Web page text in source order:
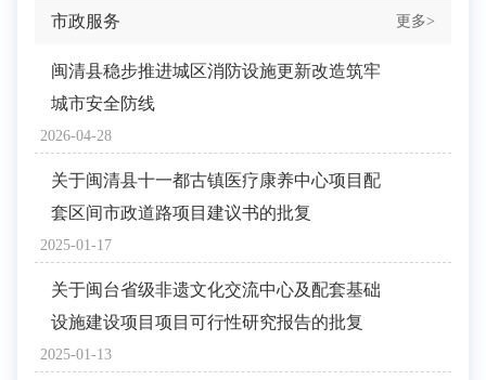
市政服务 更多>
2026-04-28
闽清县稳步推进城区消防设施更新改造筑牢
城市安全防线
2025-01-17
关于闽清县十一都古镇医疗康养中心项目配
套区间市政道路项目建议书的批复
2025-01-13
关于闽台省级非遗文化交流中心及配套基础
设施建设项目项目可行性研究报告的批复